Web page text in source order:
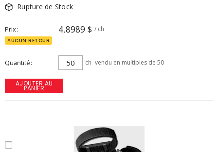
Rupture de Stock
Prix 4,8989 $ / ch
AUCUN RETOUR
Quantité ch vendu en multiples de 50
AJOUTER AU
PANIER